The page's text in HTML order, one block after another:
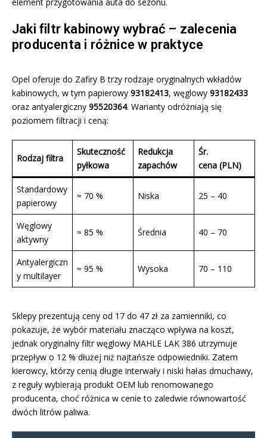
Jaki filtr kabinowy wybrać – zalecenia
producenta i różnice w praktyce
Opel oferuje do Zafiry B trzy rodzaje oryginalnych wkładów
kabinowych, w tym papierowy 93182413, węglowy 93182433
oraz antyalergiczny 95520364. Warianty odróżniają się
poziomem filtracji i ceną:
Rodzaj filtra
Skuteczność
pyłkowa
Redukcja
zapachów
Śr.
cena (PLN)
Standardowy
papierowy
≈ 70 % Niska 25 – 40
Węglowy
aktywny
≈ 85 % Średnia 40 – 70
Antyalergiczn
y multilayer
≈ 95 % Wysoka 70 – 110
Sklepy prezentują ceny od 17 do 47 zł za zamienniki, co
pokazuje, że wybór materiału znacząco wpływa na koszt,
jednak oryginalny filtr węglowy MAHLE LAK 386 utrzymuje
przepływ o 12 % dłużej niż najtańsze odpowiedniki. Zatem
kierowcy, którzy cenią długie interwały i niski hałas dmuchawy,
z reguły wybierają produkt OEM lub renomowanego
producenta, choć różnica w cenie to zaledwie równowartość
dwóch litrów paliwa.